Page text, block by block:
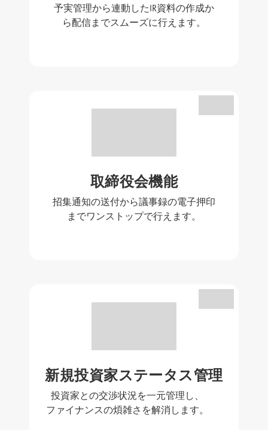
予実管理から連動したIR資料の作成か
ら配信までスムーズに行えます。
取締役会機能
招集通知の送付から議事録の電子押印
までワンストップで行えます。
新規投資家ステータス管理
投資家との交渉状況を一元管理し、
ファイナンスの煩雑さを解消します。